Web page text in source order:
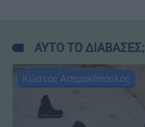
ΑΥΤΟ ΤΟ ΔΙΑΒΑΣΕΣ;
Κώστας Ασημακόπουλος